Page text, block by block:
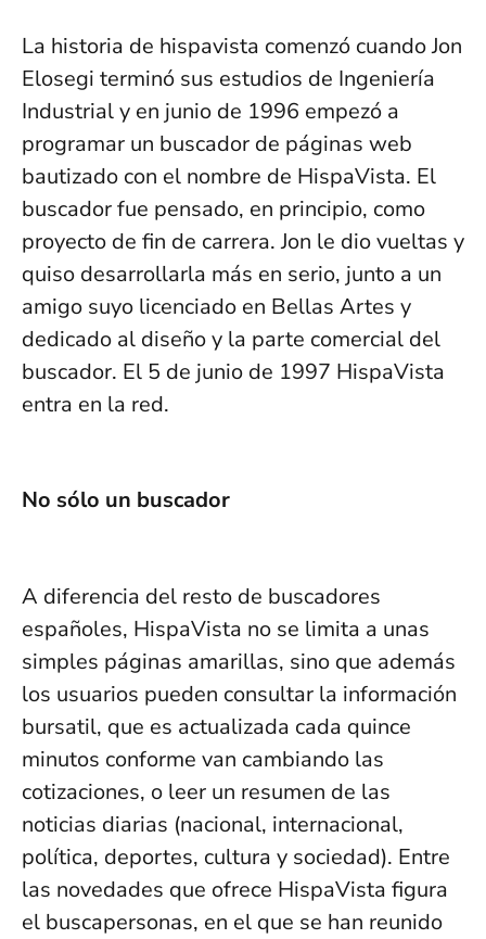
La historia de hispavista comenzó cuando Jon
Elosegi terminó sus estudios de Ingeniería
Industrial y en junio de 1996 empezó a
programar un buscador de páginas web
bautizado con el nombre de HispaVista. El
buscador fue pensado, en principio, como
proyecto de fin de carrera. Jon le dio vueltas y
quiso desarrollarla más en serio, junto a un
amigo suyo licenciado en Bellas Artes y
dedicado al diseño y la parte comercial del
buscador. El 5 de junio de 1997 HispaVista
entra en la red.
No sólo un buscador
A diferencia del resto de buscadores
españoles, HispaVista no se limita a unas
simples páginas amarillas, sino que además
los usuarios pueden consultar la información
bursatil, que es actualizada cada quince
minutos conforme van cambiando las
cotizaciones, o leer un resumen de las
noticias diarias (nacional, internacional,
política, deportes, cultura y sociedad). Entre
las novedades que ofrece HispaVista figura
el buscapersonas, en el que se han reunido